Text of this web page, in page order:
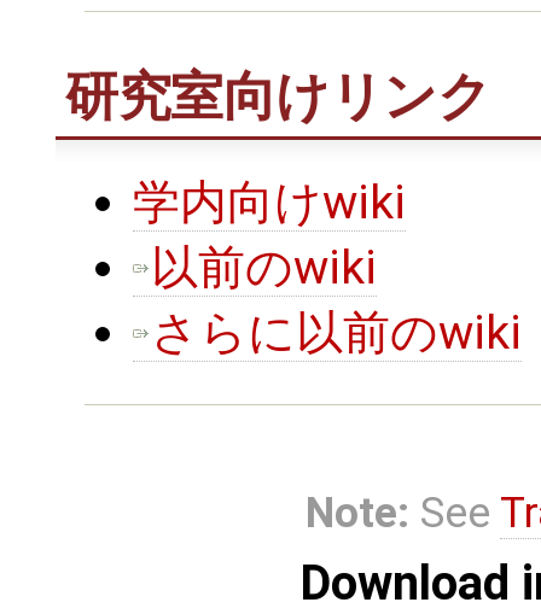
研究室向けリンク
学内向けwiki
以前のwiki
さらに以前のwiki
Note: See
Download